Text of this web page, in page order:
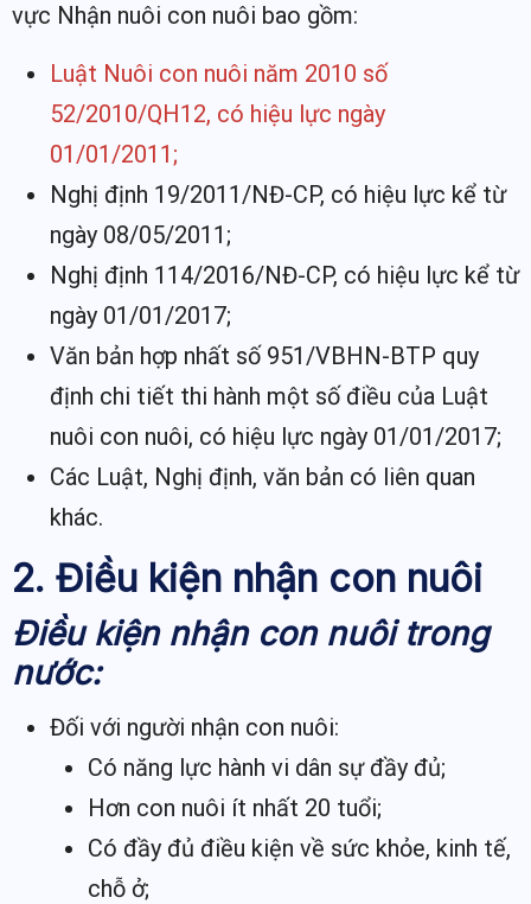
vực Nhận nuôi con nuôi bao gồm:
Luật Nuôi con nuôi năm 2010 số
52/2010/QH12, có hiệu lực ngày
01/01/2011;
Nghị định 19/2011/NĐ-CP, có hiệu lực kể từ
ngày 08/05/2011;
Nghị định 114/2016/NĐ-CP, có hiệu lực kể từ
ngày 01/01/2017;
Văn bản hợp nhất số 951/VBHN-BTP quy
định chi tiết thi hành một số điều của Luật
nuôi con nuôi, có hiệu lực ngày 01/01/2017;
Các Luật, Nghị định, văn bản có liên quan
khác.
2. Điều kiện nhận con nuôi
Điều kiện nhận con nuôi trong
nước:
Đối với người nhận con nuôi:
Có năng lực hành vi dân sự đầy đủ;
Hơn con nuôi ít nhất 20 tuổi;
Có đầy đủ điều kiện về sức khỏe, kinh tế,
chỗ ở;